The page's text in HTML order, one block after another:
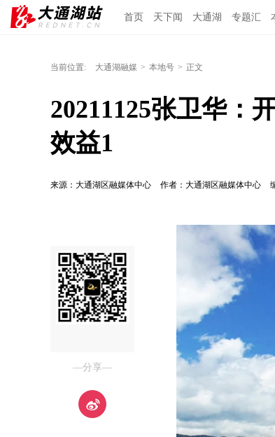
首页 天下闻 大通湖 专题汇
当前位置: 大通湖融媒 > 本地号 > 正文
20211125张卫华：
效益1
来源：大通湖区融媒体中心 作者：大通湖区融媒体中心
—分享—